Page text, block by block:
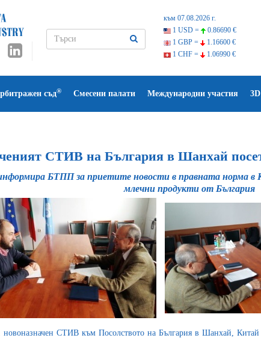
към 07.08.2026 г.
1 USD =
0.86690 €
1 GBP =
1.16600 €
1 CHF =
1.06990 €
съд® Смесени палати Международни участия
СТИВ на България в Шанхай
БТПП за приетите новости в правната норма в
млечни продукти от България
новоназначен СТИВ към Посолството на България в Шанхай,